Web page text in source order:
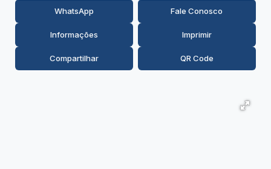
WhatsApp Fale Conosco
Informações Imprimir
Compartilhar QR Code